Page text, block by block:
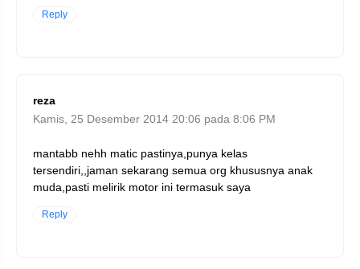
Reply
reza
Kamis, 25 Desember 2014 20:06 pada 8:06 PM
mantabb nehh matic pastinya,punya kelas
tersendiri,,jaman sekarang semua org khususnya anak
muda,pasti melirik motor ini termasuk saya
Reply